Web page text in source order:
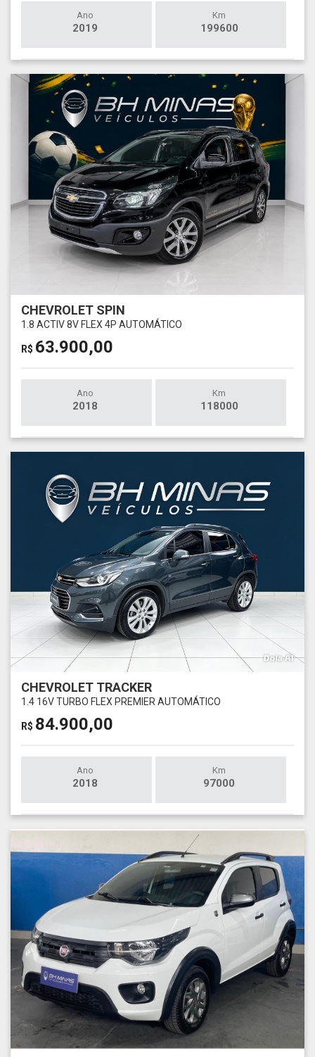
Ano
2019
Km
199600
CHEVROLET SPIN
1.8 ACTIV 8V FLEX 4P AUTOMÁTICO
R$ 63.900,00
Ano
2018
Km
118000
CHEVROLET TRACKER
1.4 16V TURBO FLEX PREMIER AUTOMÁTICO
R$ 84.900,00
Ano
2018
Km
97000